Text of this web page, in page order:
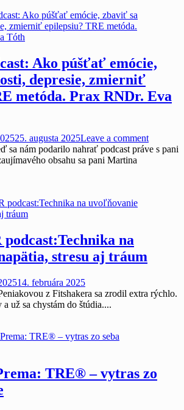
Ako púšťať emócie,
depresie, zmierniť
metóda. Prax RNDr. Eva
25. augusta 2025Leave a comment
sa nám podarilo nahrať podcast práve s pani
obsahu sa pani Martina
na
stresu aj tráum
14. februára 2025
z Fitshakera sa zrodil extra rýchlo.
už sa chystám do štúdia....
TRE® – vytras zo